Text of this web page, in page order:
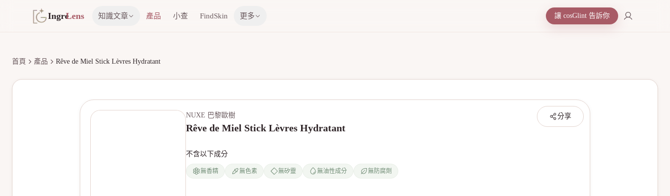
IngreLens 知識文章 產品 小查 FindSkin 更多 讓 cosGlint 告訴你
首頁 產品 Rêve de Miel Stick Lèvres Hydratant
分享
NUXE 巴黎歐樹
Rêve de Miel Stick Lèvres Hydratant
不含以下成分
無香精 無色素 無矽靈 無油性成分 無防腐劑